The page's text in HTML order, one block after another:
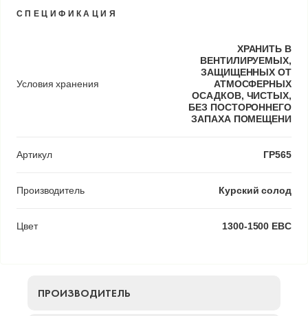
СПЕЦИФИКАЦИЯ
Условия хранения
ХРАНИТЬ В
ВЕНТИЛИРУЕМЫХ,
ЗАЩИЩЕННЫХ ОТ
АТМОСФЕРНЫХ
ОСАДКОВ, ЧИСТЫХ,
БЕЗ ПОСТОРОННЕГО
ЗАПАХА ПОМЕЩЕНИ
Артикул ГР565
Производитель Курский солод
Цвет 1300-1500 EBC
ПРОИЗВОДИТЕЛЬ